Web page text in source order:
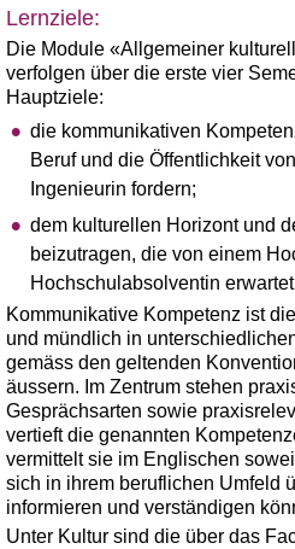
Lernziele:
Die Module «Allgemeiner
verfolgen über die erste vier
Hauptziele:
die kommunikativen
Beruf und die Öffentlichkeit
Ingenieurin fordern;
dem kulturellen Horizont und
beizutragen, die von einem
Hochschulabsolventin
Kommunikative Kompetenz ist
und mündlich in
gemäss den geltenden
äussern. Im Zentrum stehen
Gesprächsarten sowie
vertieft die genannten
vermittelt sie im Englischen
sich in ihrem beruflichen Umfeld
informieren und verständigen
Unter Kultur sind die über das